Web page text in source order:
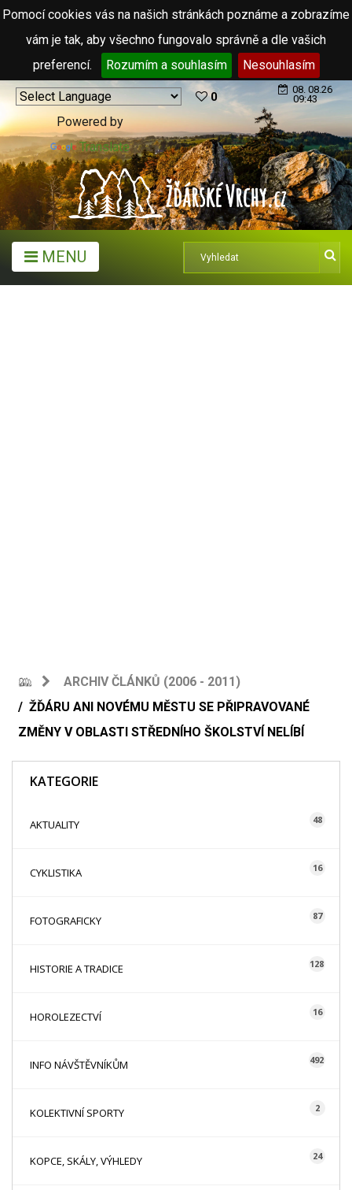
Pomocí cookies vás na našich stránkách poznáme a zobrazíme
vám je tak, aby všechno fungovalo správně a dle vašich
preferencí.
Rozumím a souhlasím Nesouhlasím
Powered by
Translate
0
08. 08.26
09:43
MENU
ARCHIV ČLÁNKŮ (2006 - 2011)
ŽĎÁRU ANI NOVÉMU MĚSTU SE PŘIPRAVOVANÉ
ZMĚNY V OBLASTI STŘEDNÍHO ŠKOLSTVÍ NELÍBÍ
KATEGORIE
AKTUALITY 48
CYKLISTIKA 16
FOTOGRAFICKY 87
HISTORIE A TRADICE 128
HOROLEZECTVÍ 16
INFO NÁVŠTĚVNÍKŮM 492
KOLEKTIVNÍ SPORTY 2
KOPCE, SKÁLY, VÝHLEDY 24